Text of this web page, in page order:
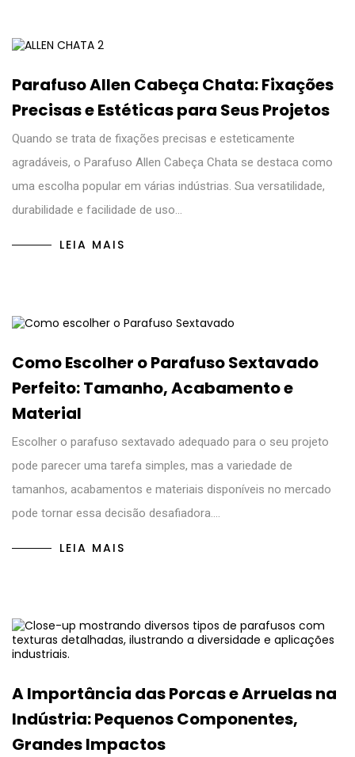
Parafuso Allen Cabeça Chata: Fixações
Precisas e Estéticas para Seus Projetos
Quando se trata de fixações precisas e esteticamente
agradáveis, o Parafuso Allen Cabeça Chata se destaca como
uma escolha popular em várias indústrias. Sua versatilidade,
durabilidade e facilidade de uso…
LEIA MAIS
Como Escolher o Parafuso Sextavado
Perfeito: Tamanho, Acabamento e
Material
Escolher o parafuso sextavado adequado para o seu projeto
pode parecer uma tarefa simples, mas a variedade de
tamanhos, acabamentos e materiais disponíveis no mercado
pode tornar essa decisão desafiadora.…
LEIA MAIS
A Importância das Porcas e Arruelas na
Indústria: Pequenos Componentes,
Grandes Impactos